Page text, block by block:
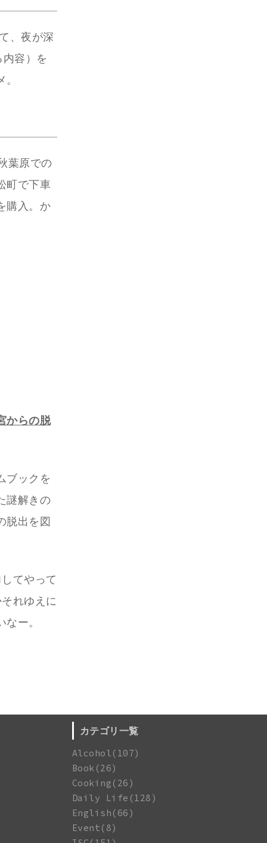
、夜が深
容）を
葉原での
町で下車
購入。か
からの脱
ブックを
謎解きの
脱出を図
てやって
れゆえに
ー。
カテゴリ一覧
Alcohol(107)
Book(26)
Cooking(26)
Daily Life(128)
English(66)
Event(8)